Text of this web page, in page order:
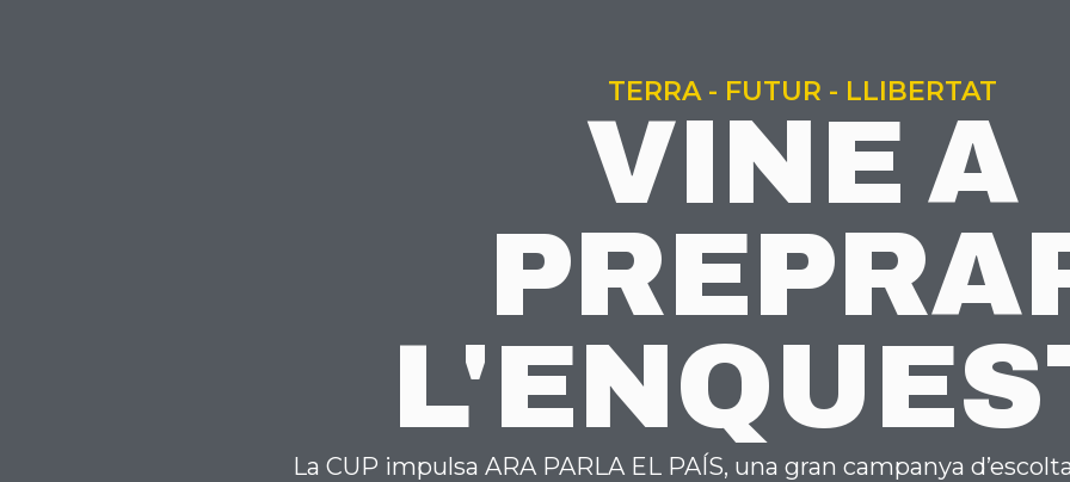
TERRA - FUTUR - LLIBERTAT
VINE A
La CUP impulsa ARA PARLA EL PAÍS, una gran campanya